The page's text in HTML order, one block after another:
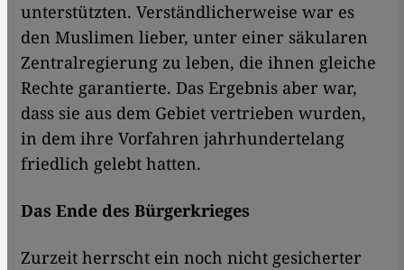
unterstützten. Verständlicherweise war es
den Muslimen lieber, unter einer säkularen
Zentralregierung zu leben, die ihnen gleiche
Rechte garantierte. Das Ergebnis aber war,
dass sie aus dem Gebiet vertrieben wurden,
in dem ihre Vorfahren jahrhundertelang
friedlich gelebt hatten.
Das Ende des Bürgerkrieges
Zurzeit herrscht ein noch nicht gesicherter